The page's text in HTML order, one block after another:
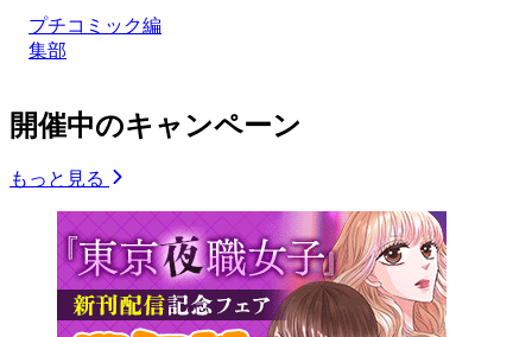
プチコミック編
集部
開催中のキャンペーン
もっと見る